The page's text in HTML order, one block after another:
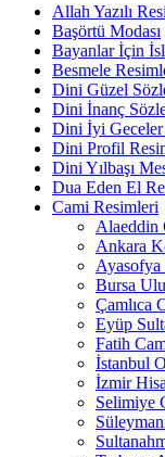
Allah Yazılı
Başörtü Modası
Bayanlar İçin
Besmele
Dini Güzel
Dini İnanç
Dini İyi Geceler
Dini Profil
Dini Yılbaşı
Dua Eden El
Cami Resimleri
Alaeddin
Ankara
Bursa
Çamlıca
Eyüp
Fatih
İstanbul
İzmir
Selimiye